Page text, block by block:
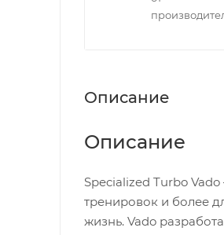
Описание
Описание
Specialized Turbo
тренировок и более
жизнь. Vado